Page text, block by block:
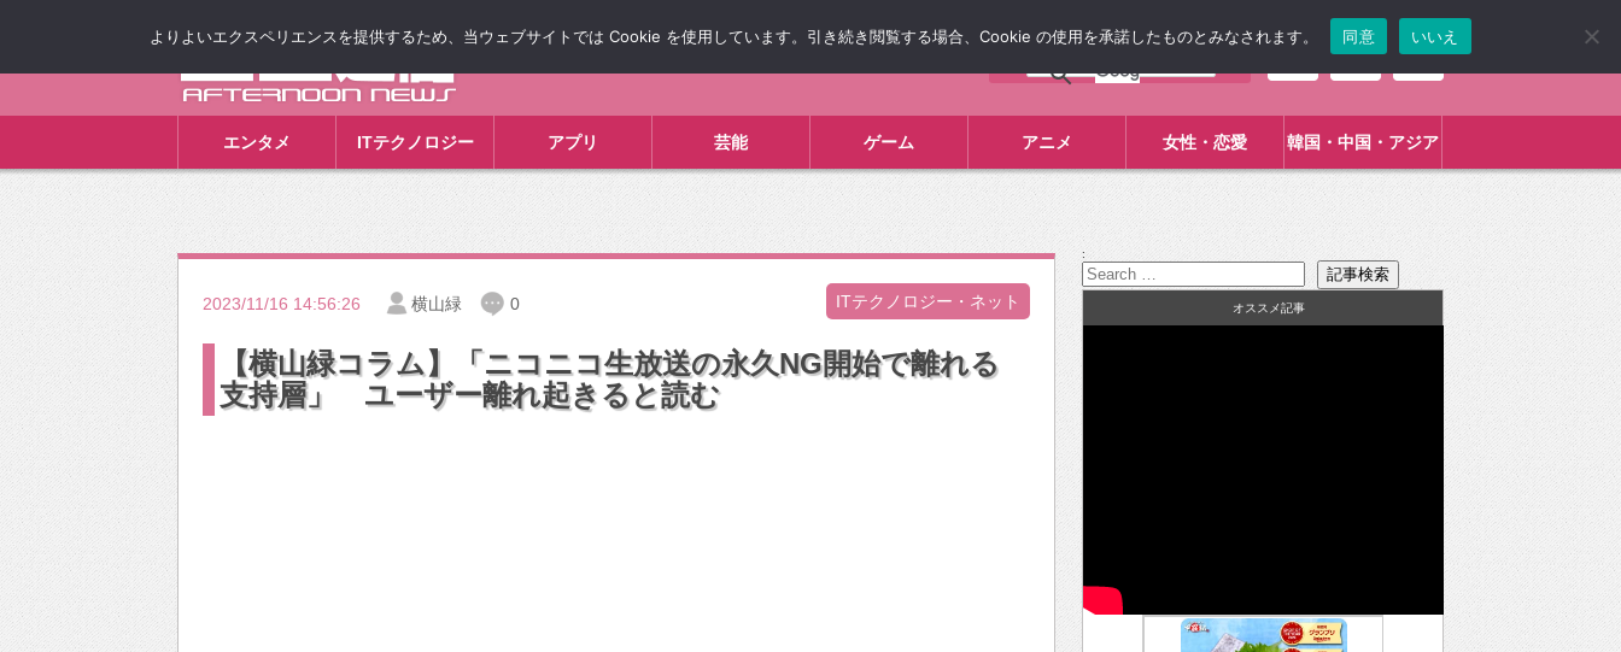
エンタメ ITテクノロジー アプリ 芸能 ゲーム アニメ 女性・恋愛 韓国・中国・アジア
2023/11/16 14:56:26 横山緑 0 ITテクノロジー・ネット
【横山緑コラム】「ニコニコ生放送の永久NG開始で離れる
支持層」 ユーザー離れ起きると読む
:
オススメ記事
よりよいエクスペリエンスを提供するため、当ウェブサイトでは Cookie を使用しています。引き続き閲覧する場合、Cookie の使用を承諾したものとみなされます。 同意 いいえ